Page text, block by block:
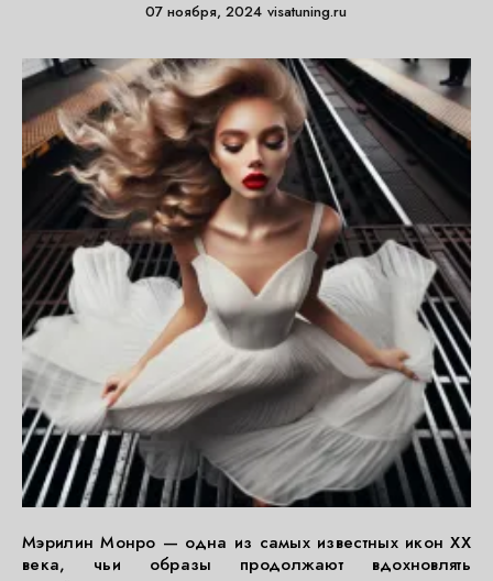
07 ноября, 2024 visatuning.ru
Мэрилин Монро — одна из самых известных икон XX
века, чьи образы продолжают вдохновлять